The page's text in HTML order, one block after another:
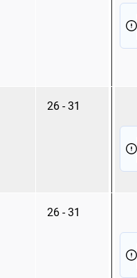
26 - 31
26 - 31